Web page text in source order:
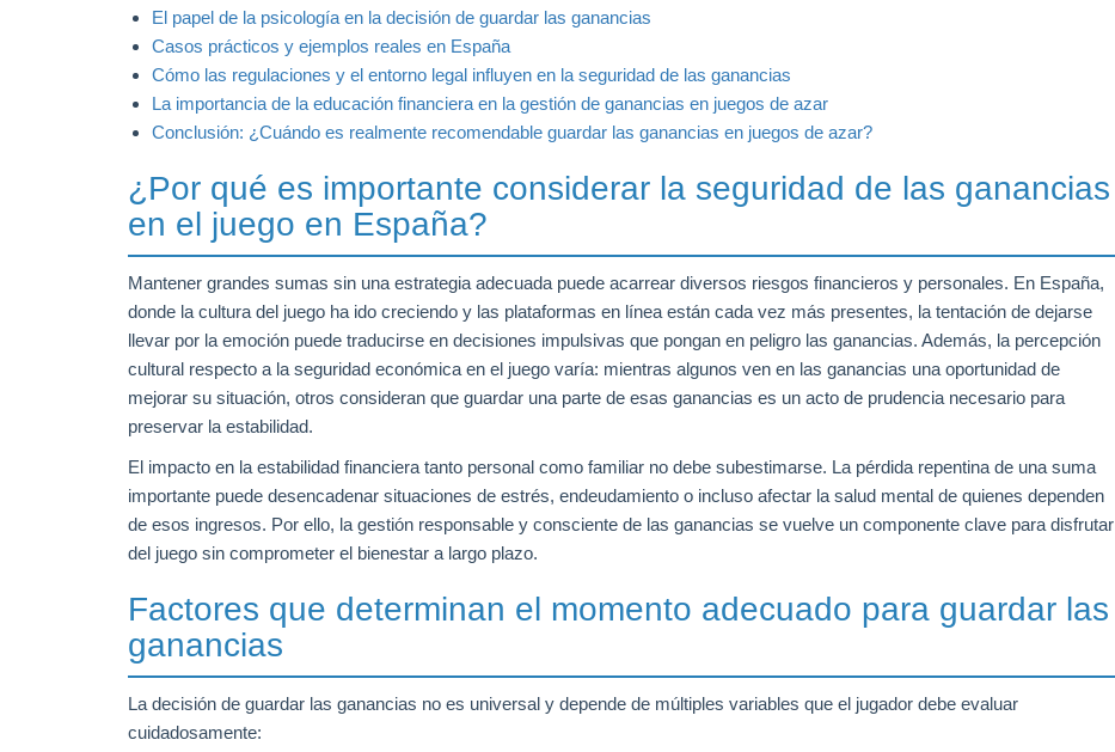
El papel de la psicología en la decisión de guardar las ganancias
Casos prácticos y ejemplos reales en España
Cómo las regulaciones y el entorno legal influyen en la seguridad de las ganancias
La importancia de la educación financiera en la gestión de ganancias en juegos de azar
Conclusión: ¿Cuándo es realmente recomendable guardar las ganancias en juegos de azar?
¿Por qué es importante considerar la seguridad de las ganancias
en el juego en España?
Mantener grandes sumas sin una estrategia adecuada puede acarrear diversos riesgos financieros y personales. En España,
donde la cultura del juego ha ido creciendo y las plataformas en línea están cada vez más presentes, la tentación de dejarse
llevar por la emoción puede traducirse en decisiones impulsivas que pongan en peligro las ganancias. Además, la percepción
cultural respecto a la seguridad económica en el juego varía: mientras algunos ven en las ganancias una oportunidad de
mejorar su situación, otros consideran que guardar una parte de esas ganancias es un acto de prudencia necesario para
preservar la estabilidad.
El impacto en la estabilidad financiera tanto personal como familiar no debe subestimarse. La pérdida repentina de una suma
importante puede desencadenar situaciones de estrés, endeudamiento o incluso afectar la salud mental de quienes dependen
de esos ingresos. Por ello, la gestión responsable y consciente de las ganancias se vuelve un componente clave para disfrutar
del juego sin comprometer el bienestar a largo plazo.
Factores que determinan el momento adecuado para guardar las
ganancias
La decisión de guardar las ganancias no es universal y depende de múltiples variables que el jugador debe evaluar
cuidadosamente: